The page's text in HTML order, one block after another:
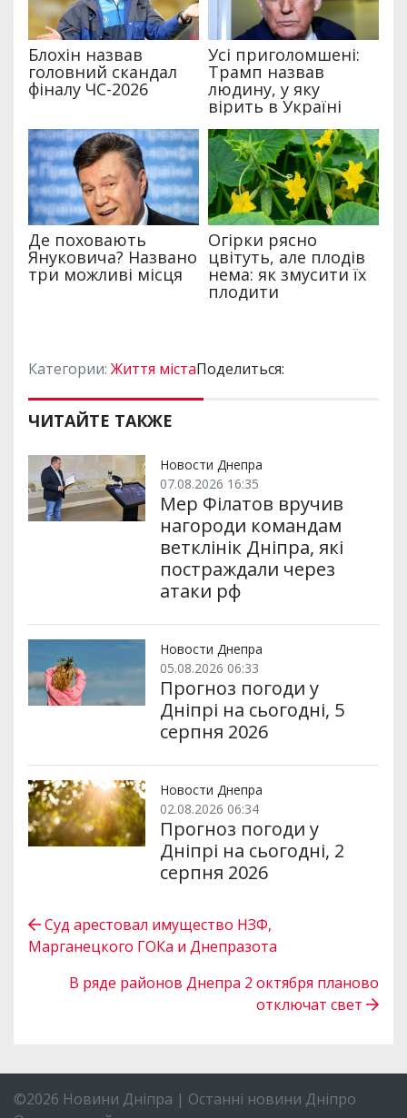
Категории: Життя містаПоделиться:
ЧИТАЙТЕ ТАКЖЕ
Новости Днепра
07.08.2026 16:35
Мер Філатов вручив
нагороди командам
ветклінік Дніпра, які
постраждали через
атаки рф
Новости Днепра
05.08.2026 06:33
Прогноз погоди у
Дніпрі на сьогодні, 5
серпня 2026
Новости Днепра
02.08.2026 06:34
Прогноз погоди у
Дніпрі на сьогодні, 2
серпня 2026
Суд арестовал имущество НЗФ,
Марганецкого ГОКа и Днепразота
В ряде районов Днепра 2 октября планово
отключат свет
©2026 Новини Дніпра | Останні новини Дніпро